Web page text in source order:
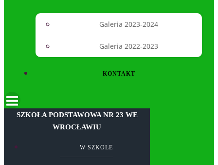
Galeria 2023-2024
Galeria 2022-2023
KONTAKT
SZKOŁA PODSTAWOWA NR 23 WE
WROCŁAWIU
W SZKOLE